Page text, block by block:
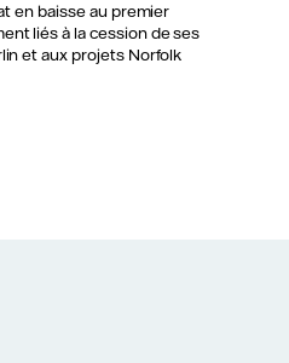
en baisse au premier
liés à la cession de ses
et aux projets Norfolk